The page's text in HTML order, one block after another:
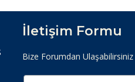
İletişim Formu
Bize Forumdan Ulaşabilirsiniz